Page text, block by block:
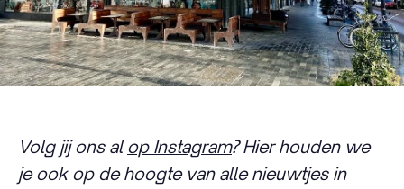
Volg jij ons alop Instagram? Hier houden we
je ook op de hoogte van alle nieuwtjes in